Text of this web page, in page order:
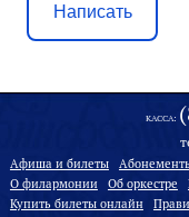
Написать
КАССА:
Афиша и билеты
О филармонии
Oб оркестре
Купить билеты онлайн